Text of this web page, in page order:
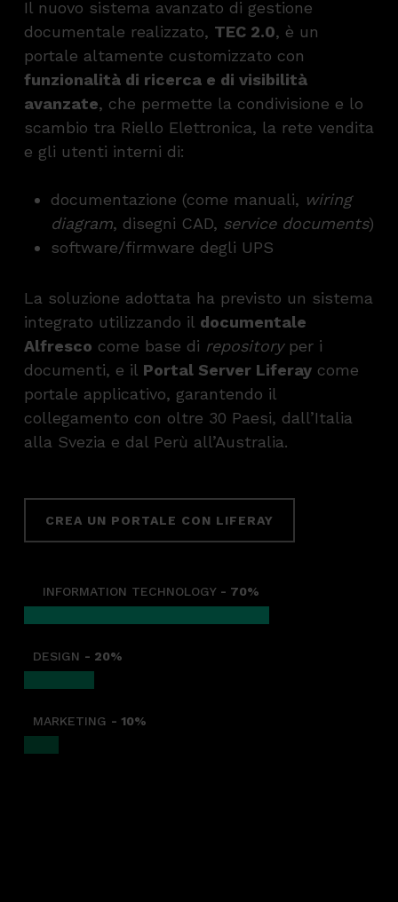
Il nuovo sistema avanzato di gestione
documentale realizzato, TEC 2.0, è un
portale altamente customizzato con
funzionalità di ricerca e di visibilità
avanzate, che permette la condivisione e lo
scambio tra Riello Elettronica, la rete vendita
e gli utenti interni di:
documentazione (come manuali, wiring
diagram, disegni CAD, service documents)
software/firmware degli UPS
La soluzione adottata ha previsto un sistema
integrato utilizzando il documentale
Alfresco come base di repositoryper i
documenti, e il Portal Server Liferaycome
portale applicativo, garantendo il
collegamento con oltre 30 Paesi, dall’Italia
alla Svezia e dal Perù all’Australia.
CREA UN PORTALE CON LIFERAY
INFORMATION TECHNOLOGY - 70%
DESIGN - 20%
MARKETING - 10%